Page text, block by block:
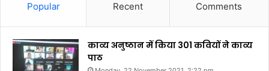
Popular Recent Comments
काव्य अनुष्ठान में किया 301 कवियों ने काव्य
पाठ